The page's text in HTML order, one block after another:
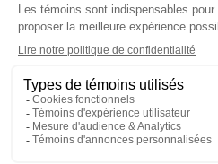
COORDONNÉES
mlemay@groupejcl.ca
450 472-3440, poste 250
UNE INITIATIVE DU